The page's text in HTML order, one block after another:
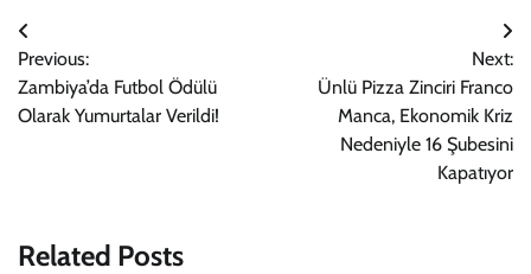
Yazı
gezinmesi
Previous:
Zambiya’da Futbol Ödülü
Olarak Yumurtalar Verildi!
Next:
Ünlü Pizza Zinciri Franco
Manca, Ekonomik Kriz
Nedeniyle 16 Şubesini
Kapatıyor
Related Posts